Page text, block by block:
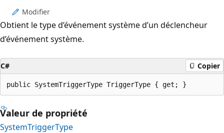
Modifier
Obtient le type d’événement système d’un déclencheur
d’événement système.
C# Copier
public SystemTriggerType TriggerType { get; }
Valeur de propriété
SystemTriggerType